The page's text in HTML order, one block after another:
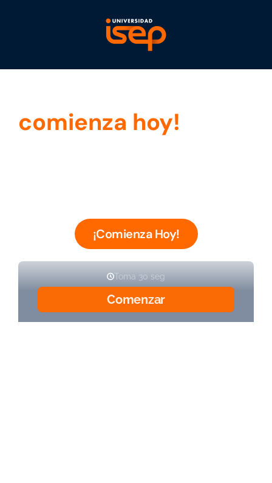
comienza hoy!
¡Comienza Hoy!